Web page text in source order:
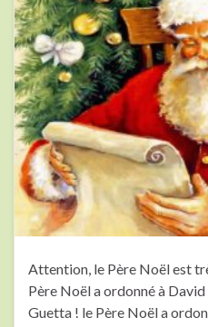
Attention, le Père Noël est
Père Noël a ordonné à
Guetta ! le Père Noël a